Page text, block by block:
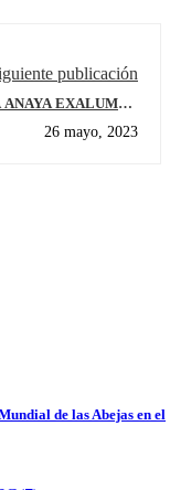
publicación
ANAYA EXALUMNA
26 mayo, 2023
de las Abejas en el